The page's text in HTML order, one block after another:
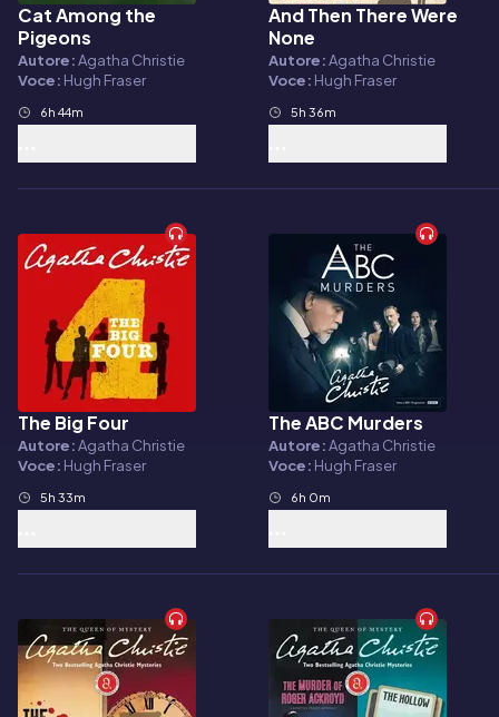
Audiolibro
Cat Among the
Pigeons
Autore:Agatha Christie
Voce: Hugh Fraser
6h 44m
Audiolibro
And Then There Were
None
Autore:Agatha Christie
Voce: Hugh Fraser
5h 36m
Audiolibro
The Big Four
Autore:Agatha Christie
Voce: Hugh Fraser
5h 33m
Audiolibro
The ABC Murders
Autore:Agatha Christie
Voce: Hugh Fraser
6h 0m